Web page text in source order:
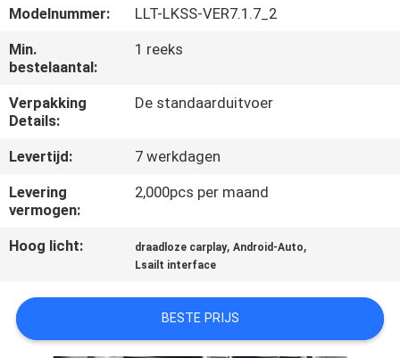
KWALITEITSCONTROLE
CONTACTEER
ONS
NIEUWS
GEVALLEN
SITEMAP
Modelnummer:
LLT-LKSS-VER7.1.7_2
Min.
bestelaantal:
1 reeks
Verpakking
Details:
De standaarduitvoer
Levertijd:
7 werkdagen
Levering
vermogen:
2,000pcs per maand
Hoog licht: draadloze carplay,Android-Auto,
Lsailt interface
BESTE PRIJS